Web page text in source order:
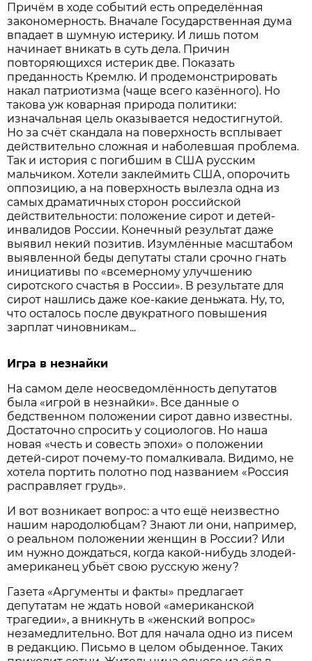
Причём в ходе событий есть определённая
закономерность. Вначале Государственная дума
впадает в шумную истерику. И лишь потом
начинает вникать в суть дела. Причин
повторяющихся истерик две. Показать
преданность Кремлю. И продемонстрировать
накал патриотизма (чаще всего казённого). Но
такова уж коварная природа политики:
изначальная цель оказывается недостигнутой.
Но за счёт скандала на поверхность всплывает
действительно сложная и наболевшая проблема.
Так и история с погибшим в США русским
мальчиком. Хотели заклеймить США, опорочить
оппозицию, а на поверхность вылезла одна из
самых драматичных сторон российской
действительности: положение сирот и детей-
инвалидов России. Конечный результат даже
выявил некий позитив. Изумлённые масштабом
выявленной беды депутаты стали срочно гнать
инициативы по «всемерному улучшению
сиротского счастья в России». В результате для
сирот нашлись даже кое-какие деньжата. Ну, то,
что осталось после двукратного повышения
зарплат чиновникам...
Игра в незнайки
На самом деле неосведомлённость депутатов
была «игрой в незнайки». Все данные о
бедственном положении сирот давно известны.
Достаточно спросить у социологов. Но наша
новая «честь и совесть эпохи» о положении
детей-сирот почему-то помалкивала. Видимо, не
хотела портить полотно под названием «Россия
расправляет грудь».
И вот возникает вопрос: а что ещё неизвестно
нашим народолюбцам? Знают ли они, например,
о реальном положении женщин в России? Или
им нужно дождаться, когда какой-нибудь злодей-
американец убьёт свою русскую жену?
Газета «Аргументы и факты» предлагает
депутатам не ждать новой «американской
трагедии», а вникнуть в «женский вопрос»
незамедлительно. Вот для начала одно из писем
в редакцию. Письмо в целом обыденное. Таких